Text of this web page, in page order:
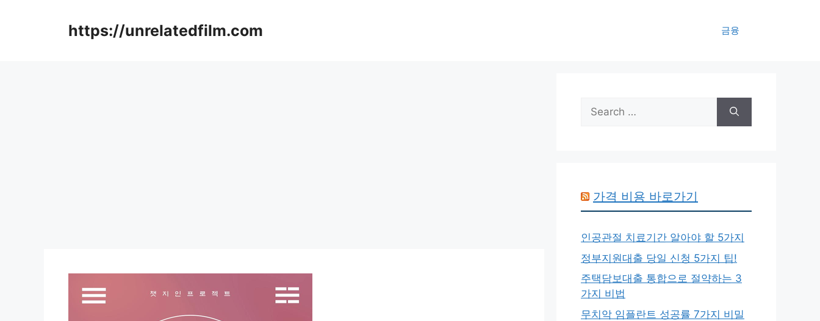
https://unrelatedfilm.com 금융
Search
for:
가격 비용 바로가기
인공관절 치료기간 알아야 할 5가지
정부지원대출 당일 신청 5가지 팁!
주택담보대출 통합으로 절약하는 3
가지 비법
무치악 임플란트 성공률 7가지 비밀